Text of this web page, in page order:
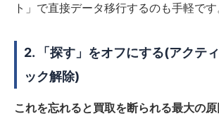
ト」で直接データ移行するのも手軽です
2. 「探す」をオフにする(アクテ
ック解除)
これを忘れると買取を断られる最大の原